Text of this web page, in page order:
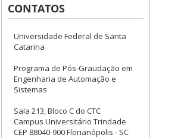
CONTATOS
Universidade Federal de Santa
Catarina
Programa de Pós-Graudação em
Engenharia de Automação e
Sistemas
Sala 213, Bloco C do CTC
Campus Universitário Trindade
CEP 88040-900 Florianópolis - SC